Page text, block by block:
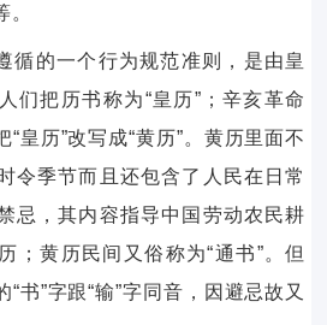
循的一个行为规范准则，是由皇
们把历书称为“皇历”；辛亥革命
皇历”改写成“黄历”。黄历里面不
令季节而且还包含了人民在日常
忌，其内容指导中国劳动农民耕
；黄历民间又俗称为“通书”。但
书”字跟“输”字同音，因避忌故又